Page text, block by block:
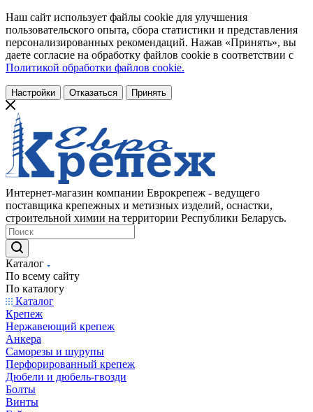
Наш сайт использует файлы cookie для улучшения
пользовательского опыта, сбора статистики и представления
персонализированных рекомендаций. Нажав «Принять», вы
даете согласие на обработку файлов cookie в соответствии с
Политикой обработки файлов cookie.
Настройки Отказаться Принять
Интернет-магазин компании Еврокрепеж - ведущего
поставщика крепежных и метизных изделий, оснастки,
строительной химии на территории Республики Беларусь.
Каталог
По всему сайту
По каталогу
Каталог
Крепеж
Нержавеющий крепеж
Анкера
Саморезы и шурупы
Перфорированный крепеж
Дюбели и дюбель-гвозди
Болты
Винты